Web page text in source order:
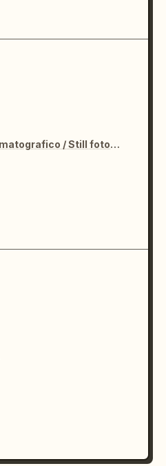
Fermo immagine cinematografico / Still fotografico